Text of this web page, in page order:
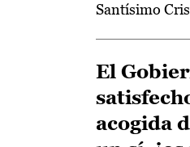
Santísimo
El
acogida